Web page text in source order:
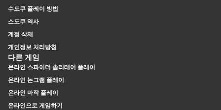
수도쿠 플레이 방법
스도쿠 역사
계정 삭제
개인정보 처리방침
다른 게임
온라인 스파이더 솔리테어 플레이
온라인 논그램 플레이
온라인 마작 플레이
온라인으로 게임하기